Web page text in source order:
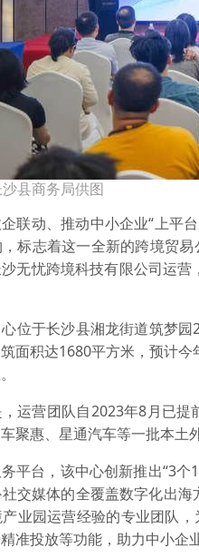
县商务局供图
联动、推动中小企业“上平
标志着这一全新的跨境贸
无忧跨境科技有限公司运
位于长沙县湘龙街道筑梦
面积达1680平方米，预计
运营团队自2023年8月已提
聚惠、星通汽车等一批本土
平台，该中心创新推出“3
交媒体的全覆盖数字化出
业园运营经验的专业团队
准投放等功能，助力中小企